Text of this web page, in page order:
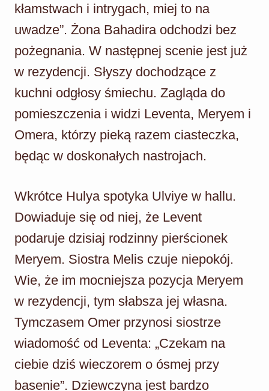
kłamstwach i intrygach, miej to na
uwadze”. Żona Bahadira odchodzi bez
pożegnania. W następnej scenie jest już
w rezydencji. Słyszy dochodzące z
kuchni odgłosy śmiechu. Zagląda do
pomieszczenia i widzi Leventa, Meryem i
Omera, którzy pieką razem ciasteczka,
będąc w doskonałych nastrojach.
Wkrótce Hulya spotyka Ulviye w hallu.
Dowiaduje się od niej, że Levent
podaruje dzisiaj rodzinny pierścionek
Meryem. Siostra Melis czuje niepokój.
Wie, że im mocniejsza pozycja Meryem
w rezydencji, tym słabsza jej własna.
Tymczasem Omer przynosi siostrze
wiadomość od Leventa: „Czekam na
ciebie dziś wieczorem o ósmej przy
basenie”. Dziewczyna jest bardzo